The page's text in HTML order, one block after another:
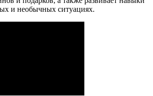
и необычных ситуациях.